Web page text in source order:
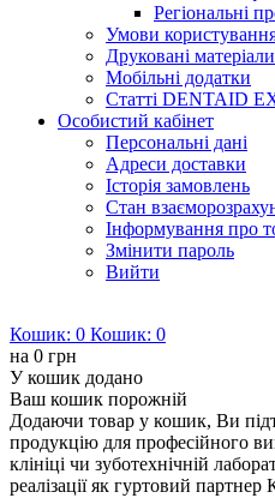
Регіональні
Умови
Друковані матеріали
Мобільні додатки
Статті DENTAID
Особистий кабінет
Персональні дані
Адреси доставки
Історія замовлень
Стан
Інформування про
Змінити пароль
Вийти
Кошик: 0 Кошик: 0
на 0 грн
У кошик додано
Ваш кошик порожній
Додаючи товар у кошик, Ви
продукцію для професійного
клініці чи зуботехнічній
реалізації як гуртовий